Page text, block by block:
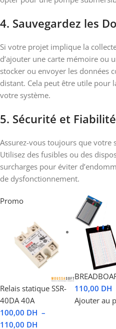
4. Sauvegardez les
Si votre projet implique la
d’ajouter une carte mémoire ou
stocker ou envoyer les données
distant. Cela peut être utile pour
votre système.
5. Sécurité et Fiabilité
Assurez-vous toujours que votre
Utilisez des fusibles ou des
surcharges pour éviter
de dysfonctionnement.
Promo
Relais statique SSR-
40DA 40A
100,00 DH –
110,00 DH
110,00 DH
Ajouter au